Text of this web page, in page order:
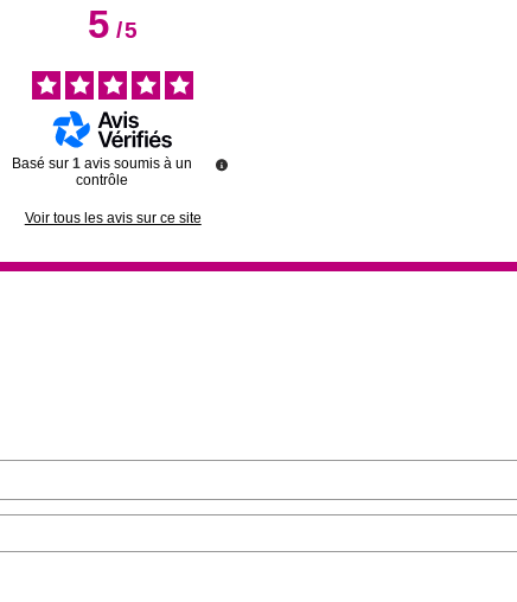
5/5
Basé sur1 avis soumis à un
contrôle
Voir tous les avis sur ce site